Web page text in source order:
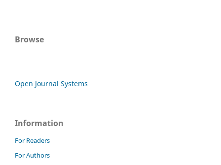
Browse
Open Journal Systems
Information
For Readers
For Authors